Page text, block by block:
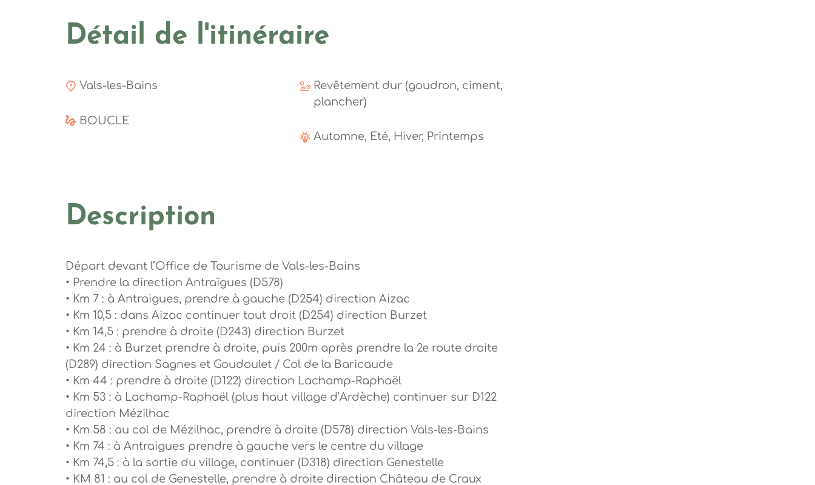
Détail de l'itinéraire
Vals-les-Bains
BOUCLE
Revêtement dur (goudron, ciment,
plancher)
Automne, Eté, Hiver, Printemps
Description
Départ devant l’Office de Tourisme de Vals-les-Bains
• Prendre la direction Antraïgues (D578)
• Km 7 : à Antraigues, prendre à gauche (D254) direction Aizac
• Km 10,5 : dans Aizac continuer tout droit (D254) direction Burzet
• Km 14,5 : prendre à droite (D243) direction Burzet
• Km 24 : à Burzet prendre à droite, puis 200m après prendre la 2e route droite
(D289) direction Sagnes et Goudoulet / Col de la Baricaude
• Km 44 : prendre à droite (D122) direction Lachamp-Raphaël
• Km 53 : à Lachamp-Raphaël (plus haut village d’Ardèche) continuer sur D122
direction Mézilhac
• Km 58 : au col de Mézilhac, prendre à droite (D578) direction Vals-les-Bains
• Km 74 : à Antraigues prendre à gauche vers le centre du village
• Km 74,5 : à la sortie du village, continuer (D318) direction Genestelle
• KM 81 : au col de Genestelle, prendre à droite direction Château de Craux